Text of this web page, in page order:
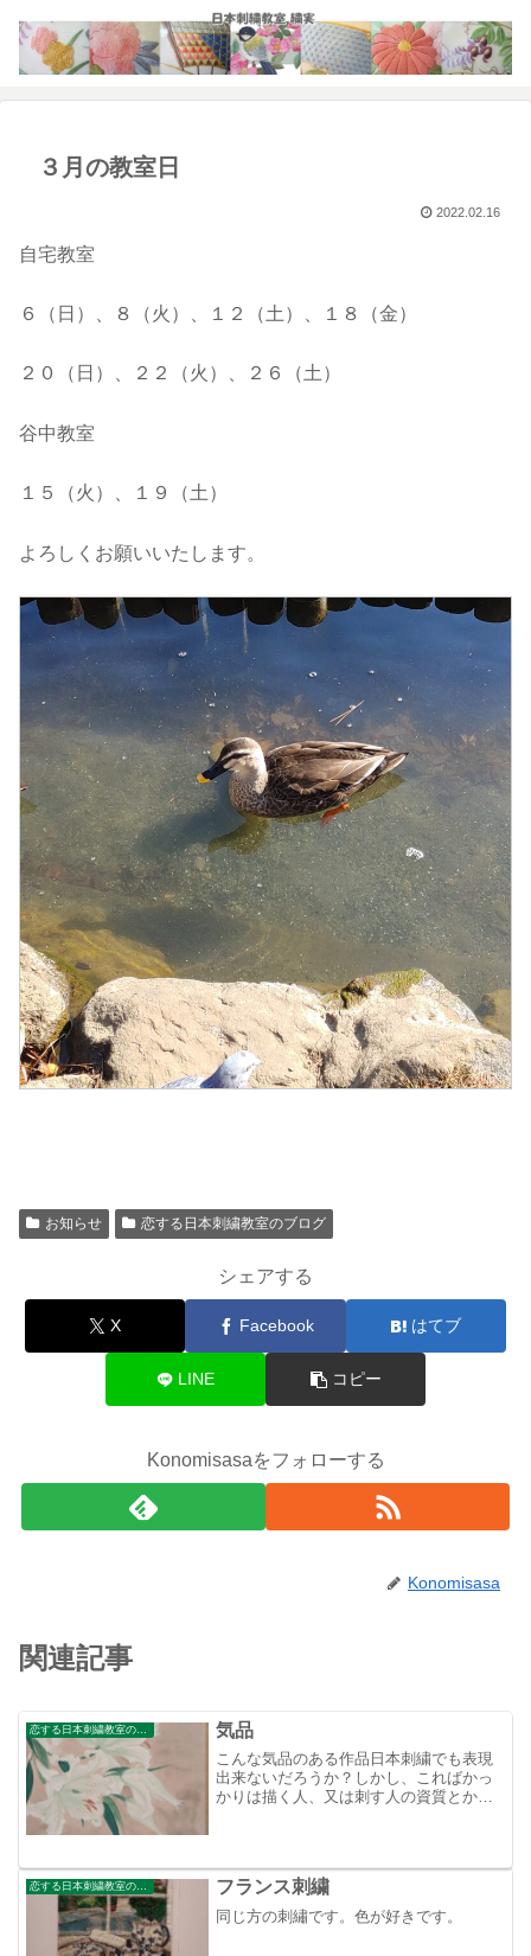
３月の教室日
2022.02.16
自宅教室
６（日）、８（火）、１２（土）、１８（金）
２０（日）、２２（火）、２６（土）
谷中教室
１５（火）、１９（土）
よろしくお願いいたします。
お知らせ 恋する日本刺繍教室のブログ
シェアする
X Facebook はてブ
LINE コピー
Konomisasaをフォローする
Konomisasa
関連記事
気品
こんな気品のある作品日本刺繍でも表現
出来ないだろうか？しかし、こればかっ
かりは描く人、又は刺す人の資質とか心
恋する日本刺繍教室のブログ フランス刺繍
同じ方の刺繡です。色が好きです。